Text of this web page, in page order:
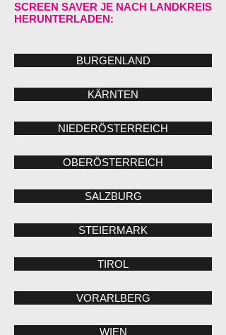
SCREEN SAVER JE NACH LANDKREIS
HERUNTERLADEN:
BURGENLAND
KÄRNTEN
NIEDERÖSTERREICH
OBERÖSTERREICH
SALZBURG
STEIERMARK
TIROL
VORARLBERG
WIEN